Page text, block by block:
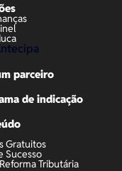
parceiro
de indicação
Gratuitos
Sucesso
Tributária